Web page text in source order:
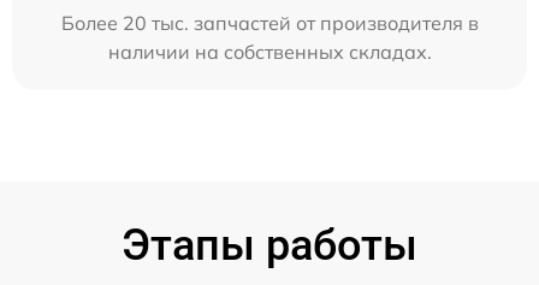
Более 20 тыс. запчастей от производителя в
наличии на собственных складах.
Этапы работы